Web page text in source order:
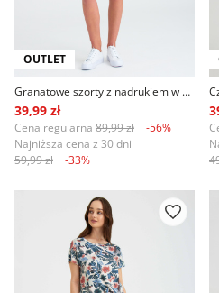
OUTLET
Granatowe szorty z nadrukiem w groszki
39,99 zł
Cena regularna 89,99 zł
-56%
Najniższa cena z 30 dni
59,99 zł
-33%